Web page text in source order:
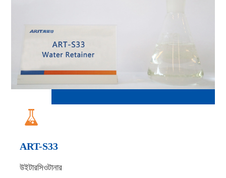

ART-S33
উইটারসিওটানার